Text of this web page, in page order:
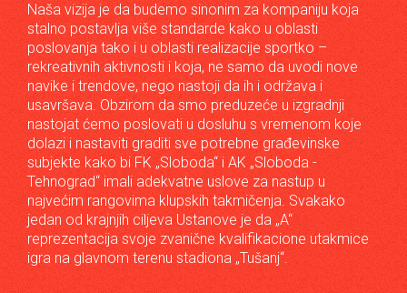
Naša vizija je da budemo sinonim za kompaniju koja
stalno postavlja više standarde kako u oblasti
poslovanja tako i u oblasti realizacije sportko –
rekreativnih aktivnosti i koja, ne samo da uvodi nove
navike i trendove, nego nastoji da ih i održava i
usavršava. Obzirom da smo preduzeće u izgradnji
nastojat ćemo poslovati u dosluhu s vremenom koje
dolazi i nastaviti graditi sve potrebne građevinske
subjekte kako bi FK „Sloboda“ i AK „Sloboda -
Tehnograd“ imali adekvatne uslove za nastup u
najvećim rangovima klupskih takmičenja. Svakako
jedan od krajnjih ciljeva Ustanove je da „A“
reprezentacija svoje zvanične kvalifikacione utakmice
igra na glavnom terenu stadiona „Tušanj“.